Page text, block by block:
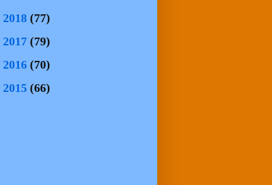
2018 (77)
2017 (79)
2016 (70)
2015 (66)